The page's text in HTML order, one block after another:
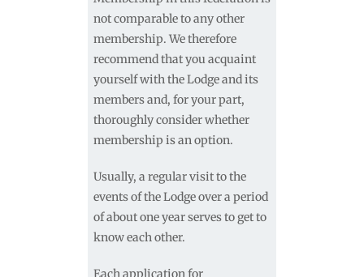
not comparable to any other
membership. We therefore
recommend that you acquaint
yourself with the Lodge and its
members and, for your part,
thoroughly consider whether
membership is an option.
Usually, a regular visit to the
events of the Lodge over a period
of about one year serves to get to
know each other.
Each application for